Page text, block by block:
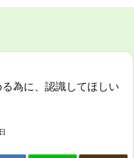
る為に、認識してほしい